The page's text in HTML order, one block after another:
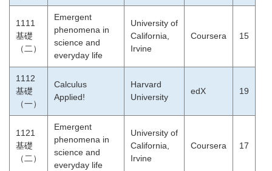
1111
基礎
（二）
Emergent
phenomena in
science and
everyday life
University of
California,
Irvine
Coursera 15
1112
基礎
（一）
Calculus
Applied!
Harvard
University
edX 19
1121
基礎
（二）
Emergent
phenomena in
science and
everyday life
University of
California,
Irvine
Coursera 17